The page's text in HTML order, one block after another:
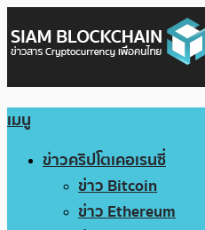
เมนู
ข่าวคริปโตเคอเรนซี่
ข่าว Bitcoin
ข่าว Ethereum